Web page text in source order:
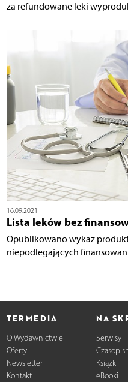
za refundowane leki
16.09.2021
Lista leków bez
Opublikowano wykaz
niepodlegających
TERMEDIA
O Wydawnictwie
Oferty
Newsletter
Kontakt
NA
Serwisy
Książki
eBooki